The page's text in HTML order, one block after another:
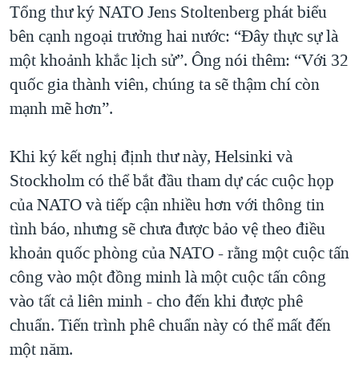
Tổng thư ký NATO Jens Stoltenberg phát biểu
bên cạnh ngoại trưởng hai nước: “Đây thực sự là
một khoảnh khắc lịch sử”. Ông nói thêm: “Với 32
quốc gia thành viên, chúng ta sẽ thậm chí còn
mạnh mẽ hơn”.
Khi ký kết nghị định thư này, Helsinki và
Stockholm có thể bắt đầu tham dự các cuộc họp
của NATO và tiếp cận nhiều hơn với thông tin
tình báo, nhưng sẽ chưa được bảo vệ theo điều
khoản quốc phòng của NATO - rằng một cuộc tấn
công vào một đồng minh là một cuộc tấn công
vào tất cả liên minh - cho đến khi được phê
chuẩn. Tiến trình phê chuẩn này có thể mất đến
một năm.